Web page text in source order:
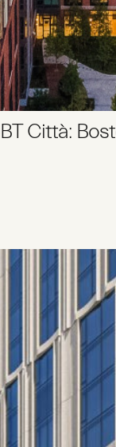
Città: